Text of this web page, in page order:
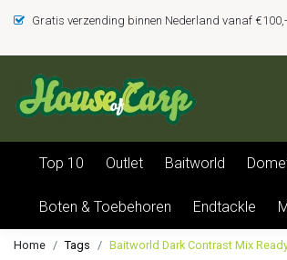
Gratis verzending binnen Nederland vanaf €100,-
Top 10 Outlet Baitworld
Boten & Toebehoren Endtackle
Home Tags Baitworld Dark Contrast Mix